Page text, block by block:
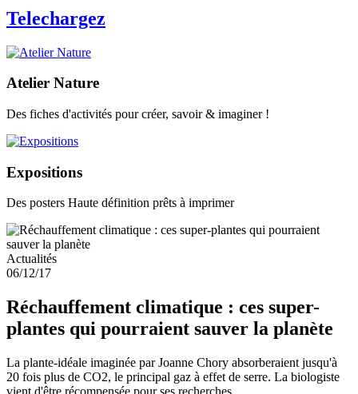
Telechargez
Atelier Nature
Des fiches d'activités pour créer, savoir & imaginer !
Expositions
Des posters Haute définition prêts à imprimer
Actualités
06/12/17
Réchauffement climatique : ces super-
plantes qui pourraient sauver la planète
La plante-idéale imaginée par Joanne Chory absorberaient jusqu'à
20 fois plus de CO2, le principal gaz à effet de serre. La biologiste